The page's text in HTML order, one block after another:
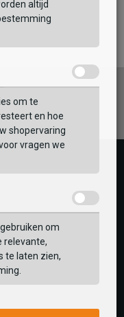
om de
bekijken.
altijd
om te
en hoe
shopervaring
vragen we
om
relevante,
te laten zien,